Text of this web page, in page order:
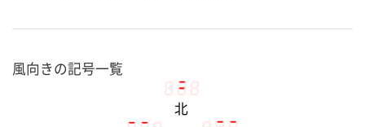
風向きの記号一覧
北